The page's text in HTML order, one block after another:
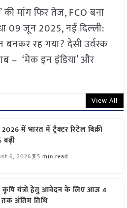
की मांग फिर तेज, FCO बना
09 जून 2025, नई दिल्ली:
बनकर रह गया? देसी उर्वरक
– ‘मेक इन इंडिया’ और
View All
में भारत में ट्रैक्टर रिटेल बिक्री
बढ़ी
6, 2026 5 min read
कृषि यंत्रों हेतु आवेदन के लिए आज 4
अंतिम तिथि